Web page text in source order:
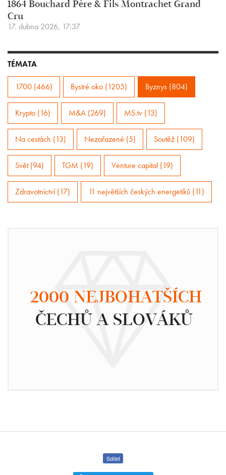
1864 Bouchard Père & Fils Montrachet Grand
Cru
17. dubna 2026, 17:37
TÉMATA
1700 (466) Bystré oko (1205) Byznys (804)
Krypto (16) M&A (269) MS.tv (13)
Na cestách (13) Nezařazené (5) Soutěž (109)
Svět (94) TGM (19) Venture capital (19)
Zdravotnictví (17) 11 největších českých energetiků (11)
2000 NEJBOHATŠÍCH
ČECHŮ A SLOVÁKŮ
Sdílet